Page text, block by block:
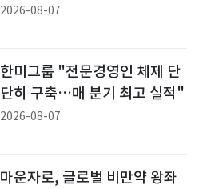
선"
2026-08-07
한미그룹 "전문경영인 체제 단
단히 구축…매 분기 최고 실적"
2026-08-07
마운자로, 글로벌 비만약 왕좌